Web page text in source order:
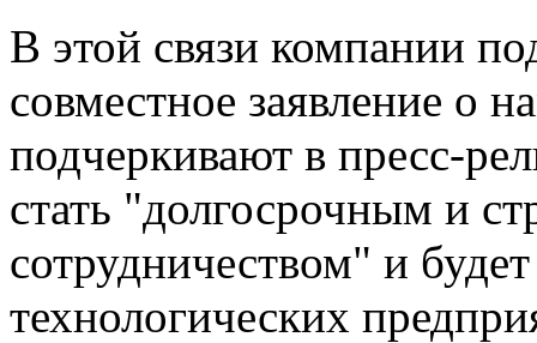
В этой связи компании
совместное заявление о
подчеркивают в пресс-
стать "долгосрочным и
сотрудничеством" и
технологических